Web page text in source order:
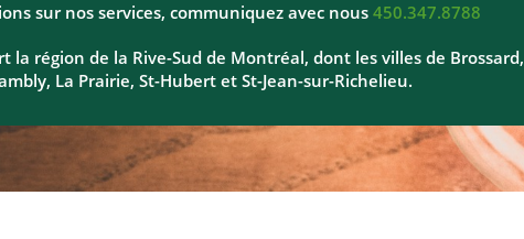
sur nos services, communiquez avec nous450.347.8788
la région de la Rive-Sud de Montréal, dont les villes de Brossard,
La Prairie, St-Hubert et St-Jean-sur-Richelieu.